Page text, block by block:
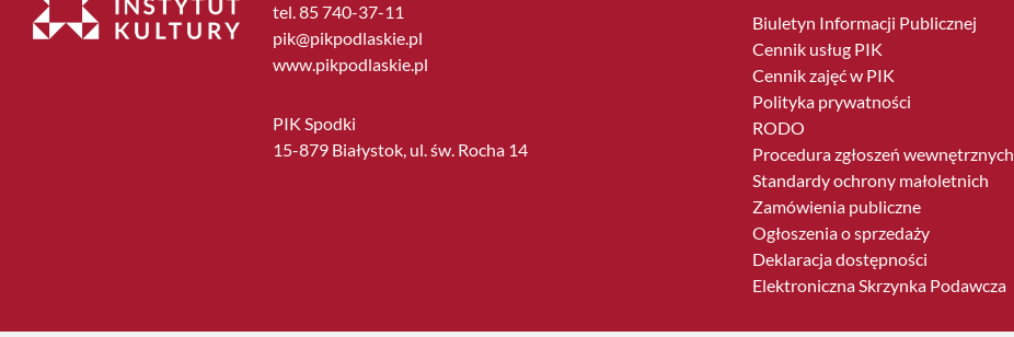
tel. 85 740-37-11
pik@pikpodlaskie.pl
www.pikpodlaskie.pl
PIK Spodki
15-879 Białystok, ul. św. Rocha 14
Biuletyn Informacji Publicznej
Cennik usług PIK
Cennik zajęć w PIK
Polityka prywatności
RODO
Procedura zgłoszeń wewnętrznych
Standardy ochrony małoletnich
Zamówienia publiczne
Ogłoszenia o sprzedaży
Deklaracja dostępności
Elektroniczna Skrzynka Podawcza